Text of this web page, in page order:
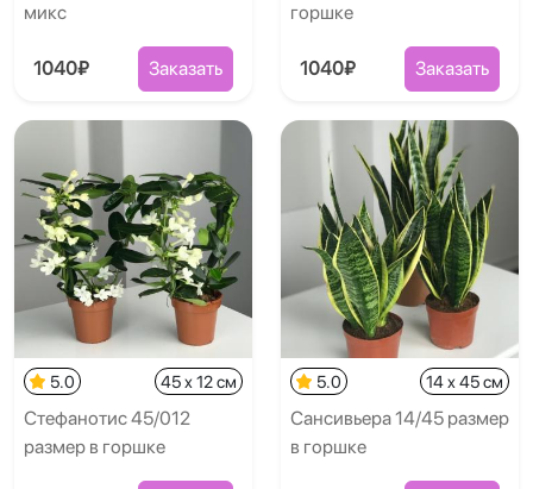
микс
1040₽ Заказать
горшке
1040₽ Заказать
5.0 45 x 12 см
Стефанотис 45/012
размер в горшке
5.0 14 x 45 см
Сансивьера 14/45 размер
в горшке